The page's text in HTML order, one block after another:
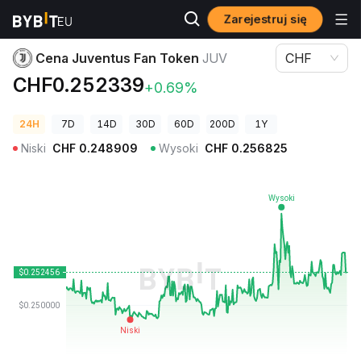
Zarejestruj się
Ceny kryptowalut Cena Juventus Fan Token JUV
Cena Juventus Fan Token JUV
CHF0.252339+0.69%
CHF
24H 7D 14D 30D 60D 200D 1Y
Niski CHF 0.248909 Wysoki CHF 0.256825